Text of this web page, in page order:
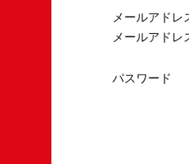
メールアドレ
メールアドレ
パスワード